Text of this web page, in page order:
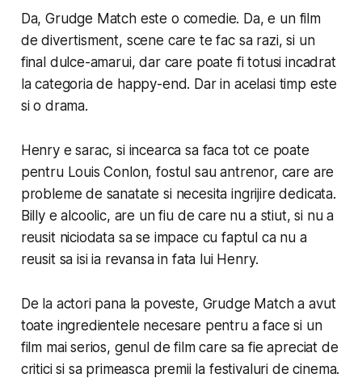
Da, Grudge Match este o comedie. Da, e un film
de divertisment, scene care te fac sa razi, si un
final dulce-amarui, dar care poate fi totusi incadrat
la categoria de happy-end. Dar in acelasi timp este
si o drama.
Henry e sarac, si incearca sa faca tot ce poate
pentru Louis Conlon, fostul sau antrenor, care are
probleme de sanatate si necesita ingrijire dedicata.
Billy e alcoolic, are un fiu de care nu a stiut, si nu a
reusit niciodata sa se impace cu faptul ca nu a
reusit sa isi ia revansa in fata lui Henry.
De la actori pana la poveste, Grudge Match a avut
toate ingredientele necesare pentru a face si un
film mai serios, genul de film care sa fie apreciat de
critici si sa primeasca premii la festivaluri de cinema.